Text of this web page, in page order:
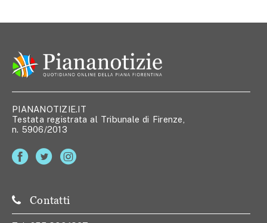
PIANANOTIZIE.IT
Testata registrata al Tribunale di Firenze,
n. 5906/2013
Contatti